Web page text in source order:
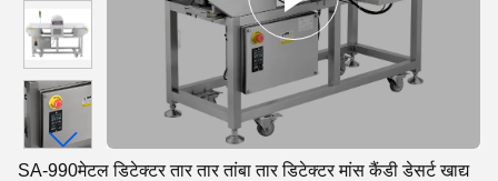
SA-990मेटल डिटेक्टर तार तार तांबा तार डिटेक्टर मांस कैंडी डेसर्ट खाद्य